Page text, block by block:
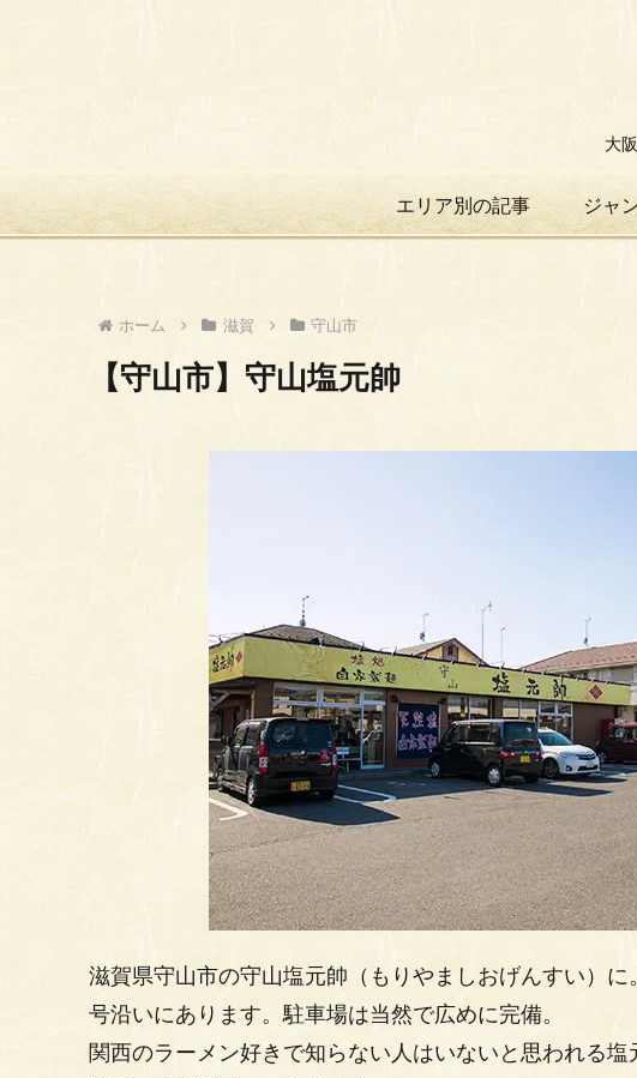
大
エリア別の記事 ジャ
ホーム 滋賀 守山市
【守山市】守山塩元帥
滋賀県守山市の守山塩元帥（もりやましおげんすい）
号沿いにあります。駐車場は当然で広めに完備。
関西のラーメン好きで知らない人はいないと思われる